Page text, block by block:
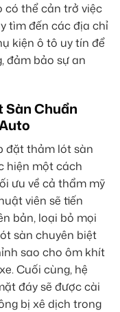
có thể cản trở việc
tìm đến các địa chỉ
kiện ô tô uy tín để
đảm bảo sự an
Sàn Chuẩn
đặt thảm lót sàn
hiện một cách
ưu về cả thẩm mỹ
viên sẽ tiến
bản, loại bỏ mọi
sàn chuyên biệt
sao cho ôm khít
Cuối cùng, hệ
đáy sẽ được cài
bị xê dịch trong